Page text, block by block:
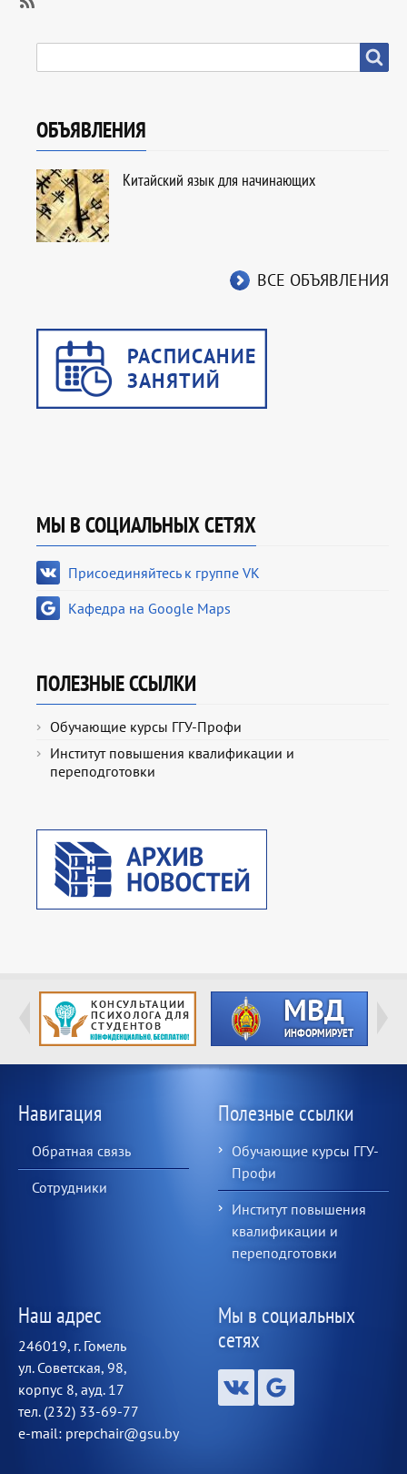
Праздники
ОБЪЯВЛЕНИЯ
Китайский язык для начинающих
ВСЕ ОБЪЯВЛЕНИЯ
МЫ В СОЦИАЛЬНЫХ СЕТЯХ
Присоединяйтесь к группе VK
Кафедра на Google Maps
ПОЛЕЗНЫЕ ССЫЛКИ
Обучающие курсы ГГУ-Профи
Институт повышения квалификации и
переподготовки
Навигация
Обратная связь
Сотрудники
Полезные ссылки
Обучающие курсы ГГУ-
Профи
Институт повышения
квалификации и
переподготовки
Наш адрес
246019, г. Гомель
ул. Советская, 98,
корпус 8, ауд. 17
тел. (232) 33-69-77
e-mail: prepchair@gsu.by
Мы в социальных
сетях